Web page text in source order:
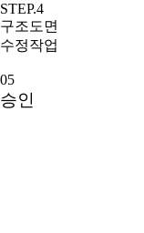
STEP.4
구조도면
수정작업
05
승인